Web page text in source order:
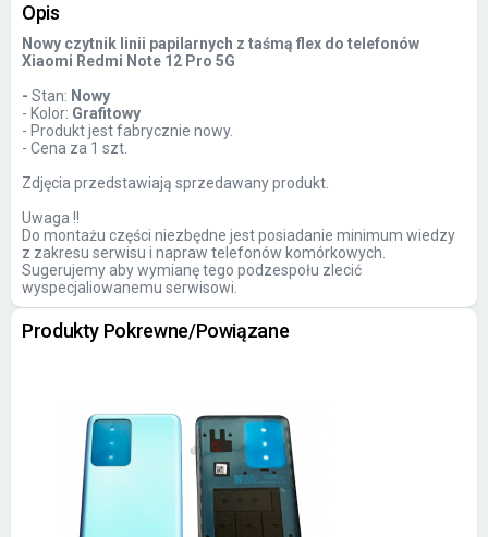
Opis
Nowy czytnik linii papilarnych z taśmą flex do telefonów
Xiaomi Redmi Note 12 Pro 5G
- Stan: Nowy
- Kolor: Grafitowy
- Produkt jest fabrycznie nowy.
- Cena za 1 szt.
Zdjęcia przedstawiają sprzedawany produkt.
Uwaga !!
Do montażu części niezbędne jest posiadanie minimum wiedzy
z zakresu serwisu i napraw telefonów komórkowych.
Sugerujemy aby wymianę tego podzespołu zlecić
wyspecjaliowanemu serwisowi.
Produkty Pokrewne/Powiązane